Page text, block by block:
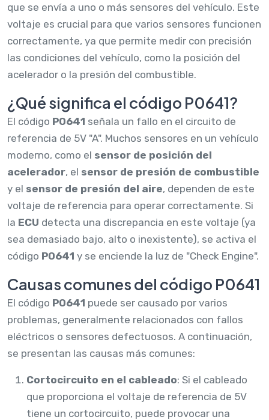
que se envía a uno o más sensores del vehículo. Este
voltaje es crucial para que varios sensores funcionen
correctamente, ya que permite medir con precisión
las condiciones del vehículo, como la posición del
acelerador o la presión del combustible.
¿Qué significa el código P0641?
El código P0641 señala un fallo en el circuito de
referencia de 5V "A". Muchos sensores en un vehículo
moderno, como el sensor de posición del
acelerador, el sensor de presión de combustible
y el sensor de presión del aire, dependen de este
voltaje de referencia para operar correctamente. Si
la ECU detecta una discrepancia en este voltaje (ya
sea demasiado bajo, alto o inexistente), se activa el
código P0641 y se enciende la luz de "Check Engine".
Causas comunes del código P0641
El código P0641 puede ser causado por varios
problemas, generalmente relacionados con fallos
eléctricos o sensores defectuosos. A continuación,
se presentan las causas más comunes:
Cortocircuito en el cableado: Si el cableado
que proporciona el voltaje de referencia de 5V
tiene un cortocircuito, puede provocar una